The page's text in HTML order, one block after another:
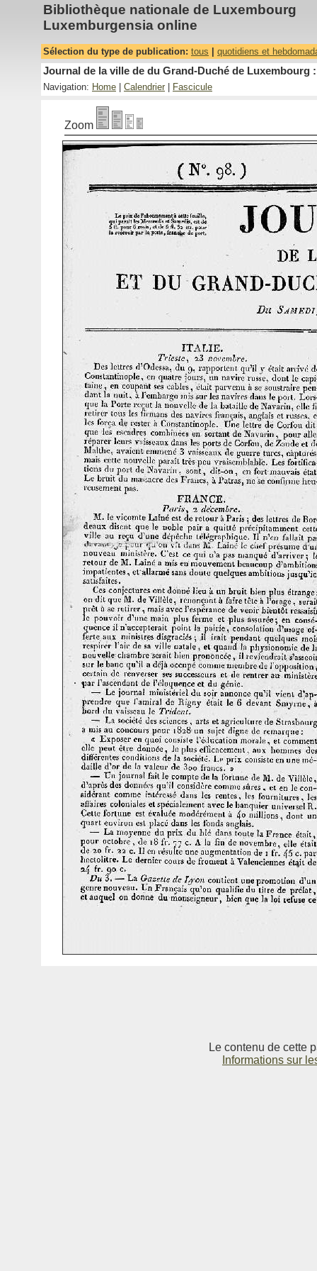
Bibliothèque nationale de Luxembourg
Luxemburgensia online
Sélection du type de publication: tous quotidiens et
Journal de la ville de du Grand-Duché de Luxembourg
Navigation: Home Calendrier Fascicule
Zoom
Le contenu de cette
Informations sur